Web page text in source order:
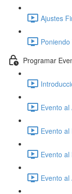
Ajustes
Programar
Evento
Evento
Evento
Evento